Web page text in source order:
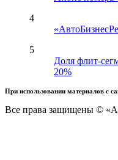
4
5
Доля флит-
20%
При использовании материалов с
Все права защищены ©